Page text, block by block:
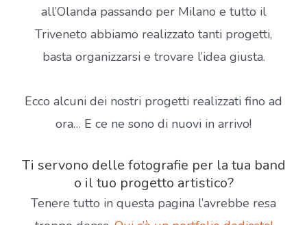
all’Olanda passando per Milano e tutto il
Triveneto abbiamo realizzato tanti progetti,
basta organizzarsi e trovare l’idea giusta.
Ecco alcuni dei nostri progetti realizzati fino ad
ora… E ce ne sono di nuovi in arrivo!
Ti servono delle fotografie per la tua band
o il tuo progetto artistico?
Tenere tutto in questa pagina l’avrebbe resa